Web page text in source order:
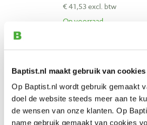
Baptist.nl maakt gebruik van cookies
Op Baptist.nl wordt gebruik gemaakt
doel de website steeds meer aan te
de wensen van onze klanten. Op
name gebruik gemaakt van cookies
€ 41,53 excl. btw
Op voorraad
Bohrcraft
€ 23,60 incl. btw
€ 19,50 excl. btw